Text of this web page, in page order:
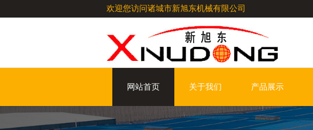
欢迎您访问诸城市新旭东机械有限公司
网站首页 关于我们 产品展示